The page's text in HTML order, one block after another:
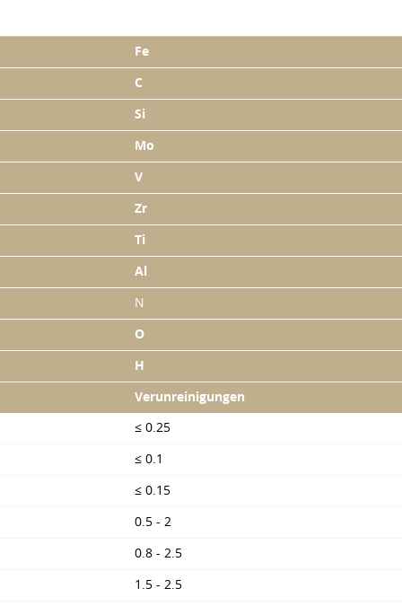
Fe
C
Si
Mo
V
Zr
Ti
Al
N
O
H
Verunreinigungen
≤ 0.25
≤ 0.1
≤ 0.15
0.5 - 2
0.8 - 2.5
1.5 - 2.5